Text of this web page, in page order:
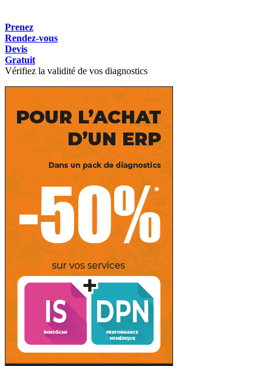
Prenez
Rendez-vous
Devis
Gratuit
Vérifiez la validité de vos diagnostics